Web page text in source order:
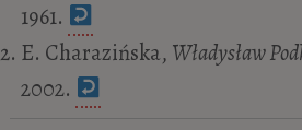
1961.
E. Charazińska, Władysław
2002.